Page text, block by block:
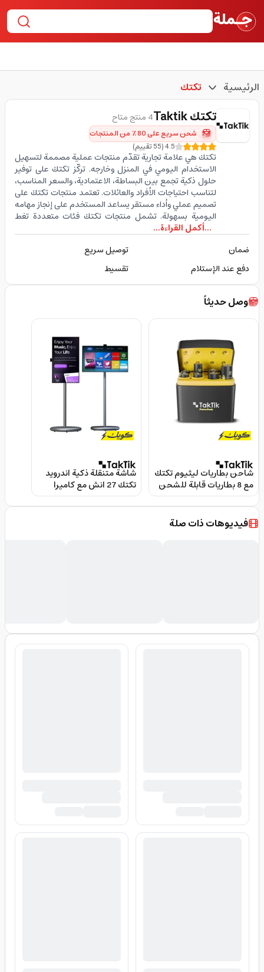
الرئيسية تكتك
تكتكTaktik4 منتج متاح
شحن سريع على 80٪ من المنتجات
4.5
(
55تقييم)
تكتك هي علامة تجارية تقدّم منتجات عملية مصممة لتسهيل
الاستخدام اليومي في المنزل وخارجه. تركّز تكتك على توفير
حلول ذكية تجمع بين البساطة، الاعتمادية، والسعر المناسب،
لتناسب احتياجات الأفراد والعائلات. تعتمد منتجات تكتك على
تصميم عملي وأداء مستقر يساعد المستخدم على إنجاز مهامه
اليومية بسهولة. تشمل منتجات تكتك فئات متعددة تغط
...أكمل القراءة...
ضمان
توصيل سريع
دفع عند الإستلام
تقسيط
وصل حديثاً
شاحن بطاريات ليثيوم تكتك
مع 8 بطاريات قابلة للشحن
5 فولت Taktik Powerpods
Batteries With Charger
شاشة متنقلة ذكية اندرويد
تكتك 27 انش مع كاميرا
مدمجة Taktik Portable
Smart Screen With Built-
فيديوهات ذات صلة